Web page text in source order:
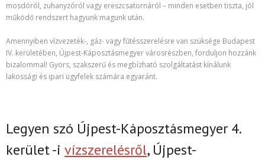
mosdóról, zuhanyzóról vagy ereszcsatornáról – minden esetben tiszta, jól
működő rendszert hagyunk magunk után.
Amennyiben vízvezeték-, gáz- vagy fűtésszerelésre van szüksége Budapest
IV. kerületében, Újpest-Káposztásmegyer városrészben, forduljon hozzánk
bizalommal! Gyors, szakszerű és megbízható szolgáltatást kínálunk
lakossági és ipari ügyfelek számára egyaránt.
Legyen szó Újpest-Káposztásmegyer 4.
kerület -i vízszerelésről, Újpest-